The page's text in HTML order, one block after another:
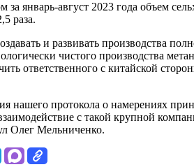
за январь-август 2023 года объем
раза.
и развивать производства
чистого производства
ответственного с китайской
нашего протокола о намерениях
с такой крупной
Олег Мельниченко.